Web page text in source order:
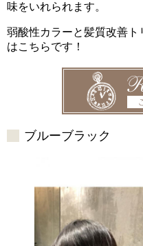
味をいれられます。
弱酸性カラーと髪質改善
はこちらです！
ブルーブラック